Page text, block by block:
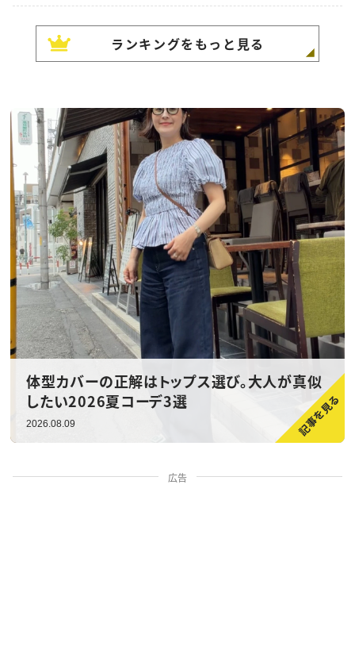
ランキングをもっと見る
体型カバーの正解はトップス選び。大人が真似
したい2026夏コーデ3選
2026.08.09
広告